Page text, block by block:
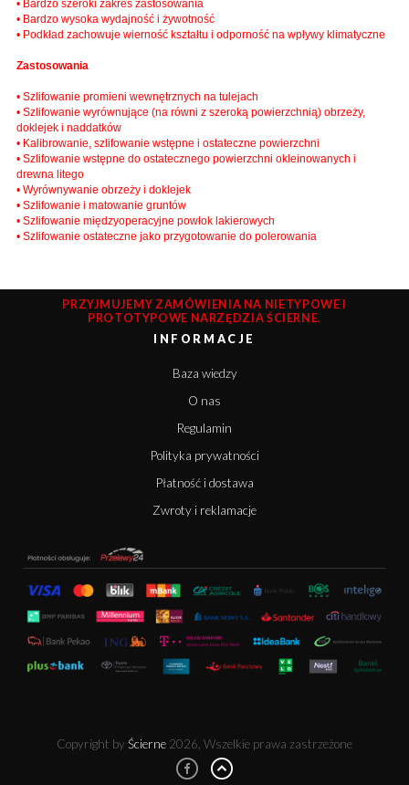
• Bardzo szeroki zakres zastosowania
• Bardzo wysoka wydajność i żywotność
• Podkład zachowuje wierność kształtu i odporność na wpływy klimatyczne
Zastosowania
• Szlifowanie promieni wewnętrznych na tulejach
• Szlifowanie wyrównujące (na równi z szeroką powierzchnią) obrzeży,
doklejek i naddatków
• Kalibrowanie, szlifowanie wstępne i ostateczne powierzchni
• Szlifowanie wstępne do ostatecznego powierzchni okleinowanych i
drewna litego
• Wyrównywanie obrzeży i doklejek
• Szlifowanie i matowanie gruntów
• Szlifowanie międzyoperacyjne powłok lakierowych
• Szlifowanie ostateczne jako przygotowanie do polerowania
PRZYJMUJEMY ZAMÓWIENIA NA NIETYPOWE I
PROTOTYPOWE NARZĘDZIA ŚCIERNE.
INFORMACJE
Baza wiedzy
O nas
Regulamin
Polityka prywatności
Płatność i dostawa
Zwroty i reklamacje
Copyright by Ścierne 2026, Wszelkie prawa zastrzeżone